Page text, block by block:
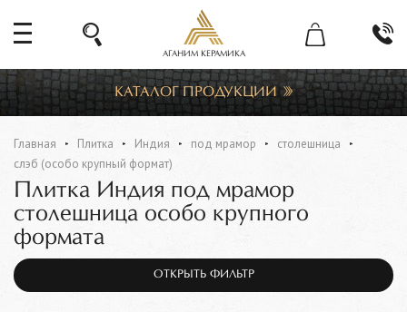
АГАНИМ КЕРАМИКА
КАТАЛОГ ПРОДУКЦИИ
Главная Плитка Индия под мрамор
столешница
слэб (особо крупный формат)
Плитка Индия под мрамор
столешница особо крупного
формата
ОТКРЫТЬ ФИЛЬТР